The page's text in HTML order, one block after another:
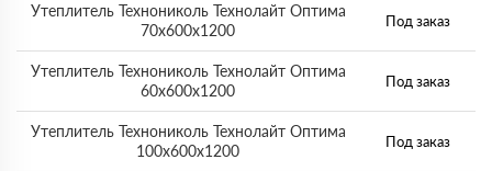
Утеплитель Технониколь Технолайт Оптима
70х600х1200
Под заказ
Утеплитель Технониколь Технолайт Оптима
60х600х1200
Под заказ
Утеплитель Технониколь Технолайт Оптима
100х600х1200
Под заказ